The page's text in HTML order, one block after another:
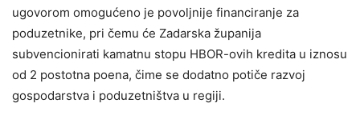
ugovorom omogućeno je povoljnije financiranje za
poduzetnike, pri čemu će Zadarska županija
subvencionirati kamatnu stopu HBOR-ovih kredita u iznosu
od 2 postotna poena, čime se dodatno potiče razvoj
gospodarstva i poduzetništva u regiji.